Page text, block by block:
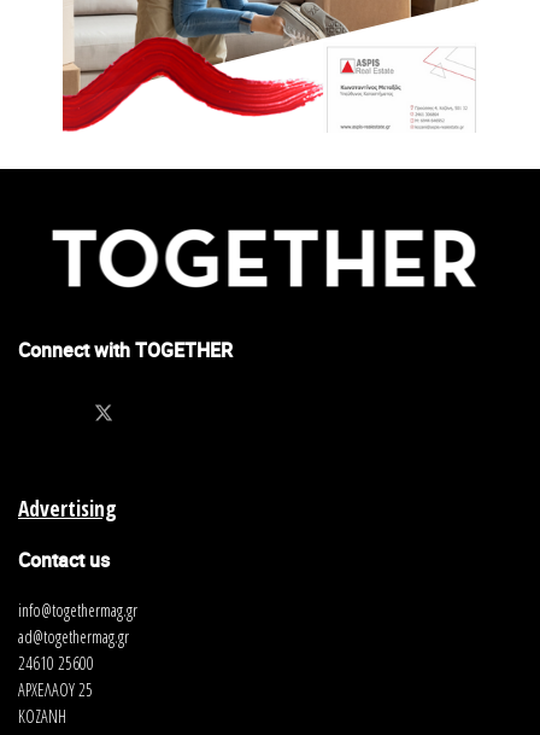
Connect with TOGETHER
Advertising
Contact us
info@togethermag.gr
ad@togethermag.gr
24610 25600
ΑΡΧΕΛΑΟΥ 25
ΚΟΖΑΝΗ